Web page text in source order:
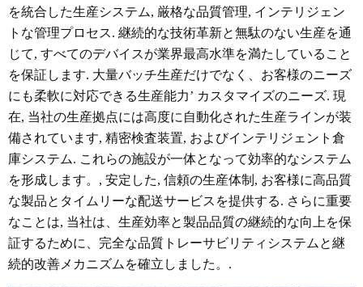
を統合した生産システム, 厳格な品質管理, インテリジェン
トな管理プロセス. 継続的な技術革新と無駄のない生産を通
じて, すべてのデバイスが業界最高水準を満たしていること
を保証します. 大量バッチ生産だけでなく、お客様のニーズ
にも柔軟に対応できる生産能力’ カスタマイズのニーズ. 現
在, 当社の生産拠点には高度に自動化された生産ラインが装
備されています, 精密検査装置, およびインテリジェント倉
庫システム. これらの施設が一体となって効率的なシステム
を形成します。, 安定した, 信頼の生産体制, お客様に高品質
な製品とタイムリーな配送サービスを提供する. さらに重要
なことは, 当社は、生産効率と製品品質の継続的な向上を保
証するために、完全な品質トレーサビリティシステムと継
続的改善メカニズムを確立しました。.